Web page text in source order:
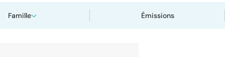
Famille Émissions